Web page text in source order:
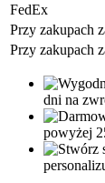
FedEx
Przy zakupach
Przy zakupach
dni na
powyżej